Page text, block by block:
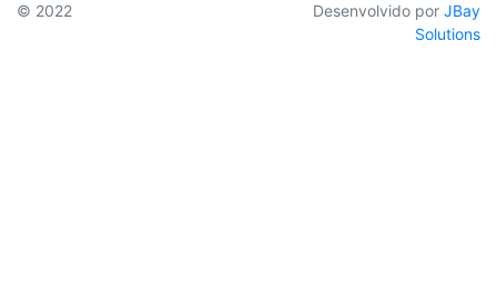
© 2022 Desenvolvido por JBay
Solutions